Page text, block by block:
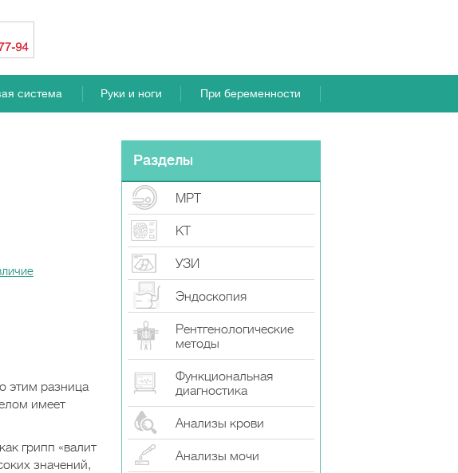
система Руки и ноги При беременности
этим разница
имеет
грипп «валит
значений,
Разделы
МРТ
КТ
УЗИ
Эндоскопия
Рентгенологические
методы
Функциональная
диагностика
Анализы крови
Анализы мочи